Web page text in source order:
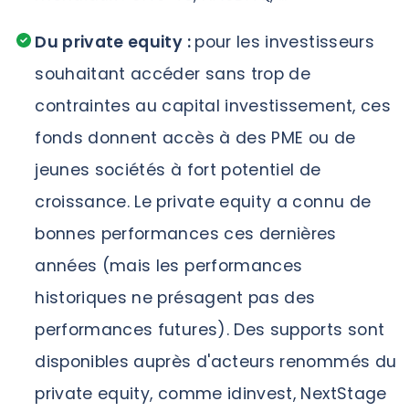
Du private equity : pour les investisseurs
souhaitant accéder sans trop de
contraintes au capital investissement, ces
fonds donnent accès à des PME ou de
jeunes sociétés à fort potentiel de
croissance. Le private equity a connu de
bonnes performances ces dernières
années (mais les performances
historiques ne présagent pas des
performances futures). Des supports sont
disponibles auprès d'acteurs renommés du
private equity, comme idinvest, NextStage